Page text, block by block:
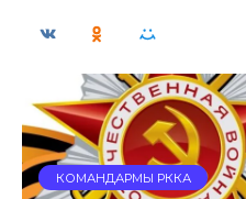
КОМАНДАРМЫ РККА